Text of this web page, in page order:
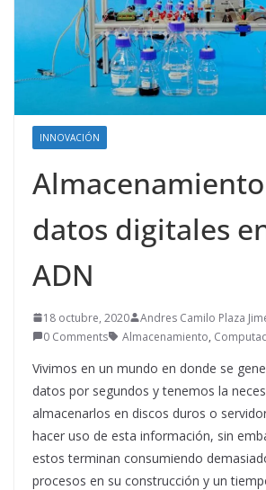
INNOVACIÓN
datos digitales
ADN
18 octubre, 2020 Andres Camilo Plaza
0 Comments
Almacenamiento,
Vivimos en un mundo en donde se
datos por segundos y tenemos la
almacenarlos en discos duros o
hacer uso de esta información, sin
estos terminan consumiendo
procesos en su construcción y un